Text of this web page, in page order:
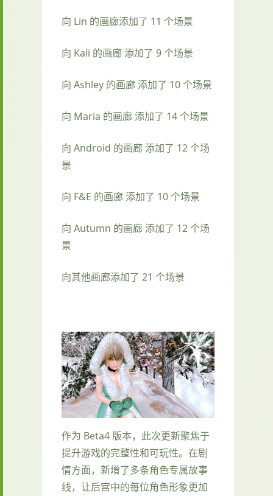
向 Lin 的画廊添加了 11 个场景
向 Kali 的画廊 添加了 9 个场景
向 Ashley 的画廊 添加了 10 个场景
向 Maria 的画廊 添加了 14 个场景
向 Android 的画廊 添加了 12 个场
景
向 F&E 的画廊 添加了 10 个场景
向 Autumn 的画廊 添加了 12 个场
景
向其他画廊添加了 21 个场景
作为 Beta4 版本，此次更新聚焦于
提升游戏的完整性和可玩性。在剧
情方面，新增了多条角色专属故事
线，让后宫中的每位角色形象更加